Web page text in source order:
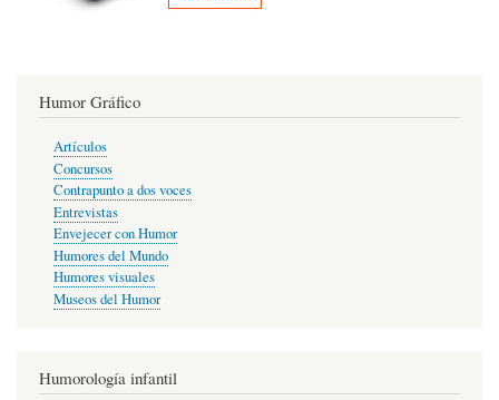
Humor Gráfico
Artículos
Concursos
Contrapunto a dos voces
Entrevistas
Envejecer con Humor
Humores del Mundo
Humores visuales
Museos del Humor
Humorología infantil